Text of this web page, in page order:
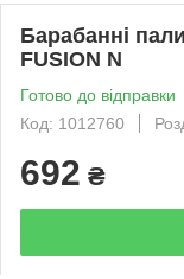
Барабанні
FUSION N
Готово до відправки
Код: 1012760
692 ₴